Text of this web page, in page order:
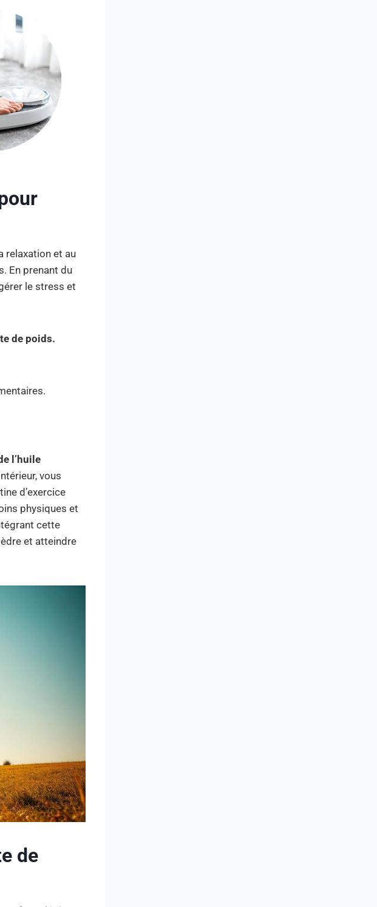
relaxation et au
En prenant du
le stress et
de poids.
l’huile
vous
d’exercice
physiques et
cette
et atteindre
de